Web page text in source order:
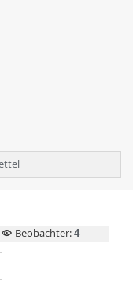
Beobachter:4